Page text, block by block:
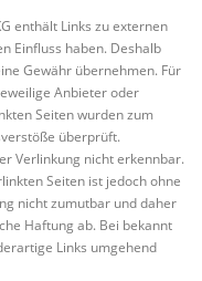
enthält Links zu externen
Einfluss haben. Deshalb
Gewähr übernehmen. Für
Anbieter oder
Seiten wurden zum
überprüft.
Verlinkung nicht erkennbar.
Seiten ist jedoch ohne
nicht zumutbar und daher
Haftung ab. Bei bekannt
Links umgehend